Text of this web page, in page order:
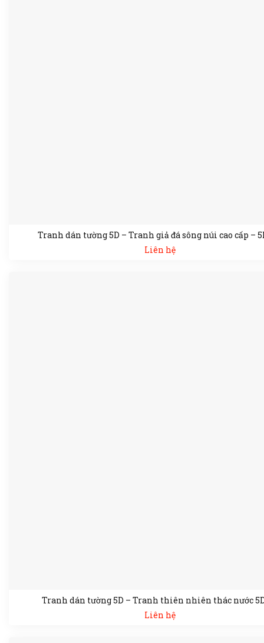
Tranh dán tường 5D – Tranh giả đá sông núi cao cấp –
Liên hệ
Tranh dán tường 5D – Tranh thiên nhiên thác nước
Liên hệ